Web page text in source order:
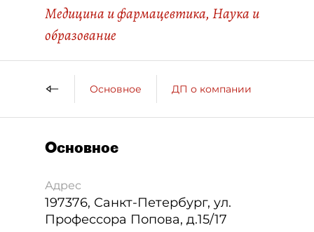
Медицина и фармацевтика, Наука и
образование
Основное ДП о компании
Основное
Адрес
197376, Санкт-Петербург, ул.
Профессора Попова, д.15/17